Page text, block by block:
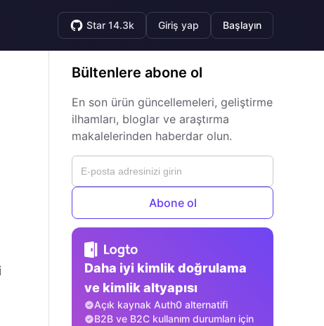
Star 14.3k Giriş yap Başlayın
Bültenlere abone ol
En son ürün güncellemeleri, geliştirme
ilhamları, bloglar ve araştırma
makalelerinden haberdar olun.
Abone ol
Daha iyi kimlik doğrulama
ve kimlik altyapısı
Açık kaynak Auth0 alternatifi
B2B ve B2C kullanım durumları için